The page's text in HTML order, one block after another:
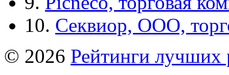
10. Секвиор, ООО,
© 2026 Рейтинги лучших